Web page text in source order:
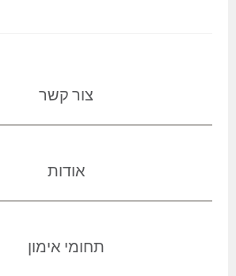
צור קשר
אודות
תחומי אימון